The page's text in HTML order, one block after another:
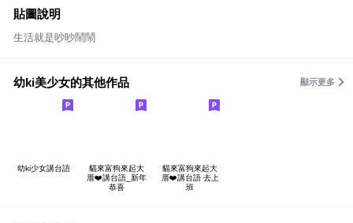
貼圖說明
生活就是吵吵鬧鬧
幼ki美少女的其他作品 顯示更多
幼ki少女講台語
貓來富狗來起大
厝❤️講台語_新年
恭喜
貓來富狗來起大
厝❤️講台語 去上
班